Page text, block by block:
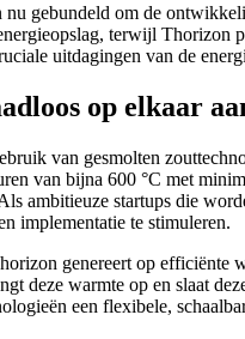
gebundeld om de
terwijl Thorizon
uitdagingen van de
op elkaar
van gesmolten
van bijna 600 °C met
ambitieuze startups die
implementatie te stimuleren.
genereert op efficiënte
deze warmte op en slaat
een flexibele,